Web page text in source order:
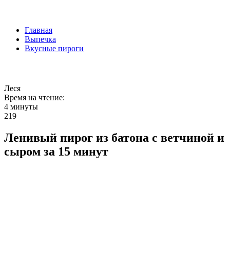
Главная
Выпечка
Вкусные пироги
Леся
Время на чтение:
4 минуты
219
Ленивый пирог из батона с ветчиной и
сыром за 15 минут